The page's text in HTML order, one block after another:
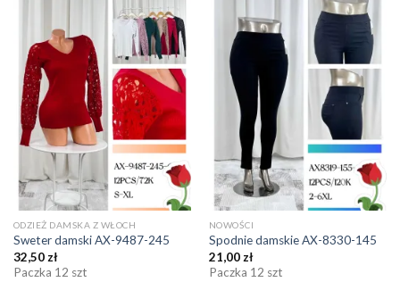
ODZIEŻ DAMSKA Z WŁOCH
Sweter damski AX-9487-245
32,50 zł
Paczka 12 szt
NOWOŚCI
Spodnie damskie AX-8330-145
21,00 zł
Paczka 12 szt